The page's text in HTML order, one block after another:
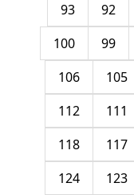
92
93
99
100
105
106
111
112
117
118
123
124